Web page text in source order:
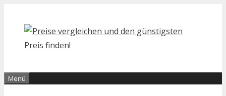
Inhalt
springen
Menü